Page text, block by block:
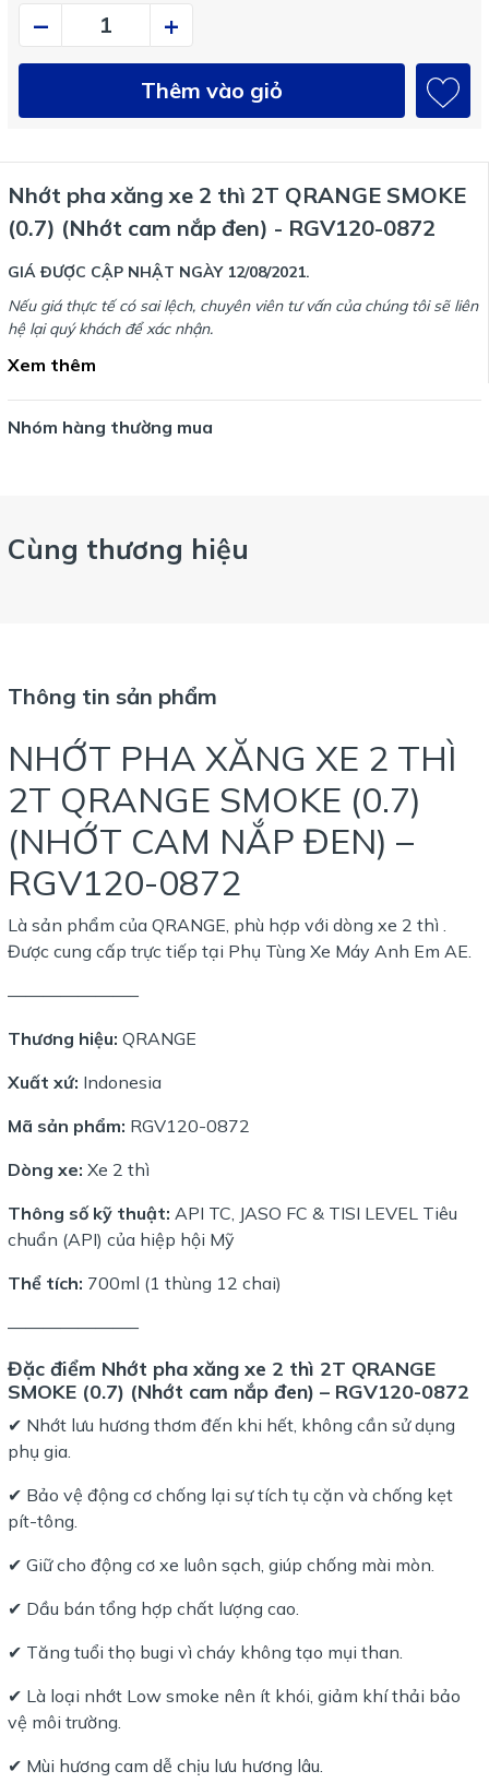
– +
Thêm vào giỏ
Nhớt pha xăng xe 2 thì 2T QRANGE SMOKE
(0.7) (Nhớt cam nắp đen) - RGV120-0872
GIÁ ĐƯỢC CẬP NHẬT NGÀY 12/08/2021.
Nếu giá thực tế có sai lệch, chuyên viên tư vấn của chúng tôi sẽ liên
hệ lại quý khách để xác nhận.
Xem thêm
Nhóm hàng thường mua
Cùng thương hiệu
Thông tin sản phẩm
NHỚT PHA XĂNG XE 2 THÌ
2T QRANGE SMOKE (0.7)
(NHỚT CAM NẮP ĐEN) –
RGV120-0872
Là sản phẩm của QRANGE, phù hợp với dòng xe 2 thì .
Được cung cấp trực tiếp tại Phụ Tùng Xe Máy Anh Em AE.
———————–
Thương hiệu: QRANGE
Xuất xứ: Indonesia
Mã sản phẩm: RGV120-0872
Dòng xe: Xe 2 thì
Thông số kỹ thuật: API TC, JASO FC & TISI LEVEL Tiêu
chuẩn (API) của hiệp hội Mỹ
Thể tích: 700ml (1 thùng 12 chai)
———————–
Đặc điểm Nhớt pha xăng xe 2 thì 2T QRANGE
SMOKE (0.7) (Nhớt cam nắp đen) – RGV120-0872
✔ Nhớt lưu hương thơm đến khi hết, không cần sử dụng
phụ gia.
✔ Bảo vệ động cơ chống lại sự tích tụ cặn và chống kẹt
pít-tông.
✔ Giữ cho động cơ xe luôn sạch, giúp chống mài mòn.
✔ Dầu bán tổng hợp chất lượng cao.
✔ Tăng tuổi thọ bugi vì cháy không tạo mụi than.
✔ Là loại nhớt Low smoke nên ít khói, giảm khí thải bảo
vệ môi trường.
✔ Mùi hương cam dễ chịu lưu hương lâu.